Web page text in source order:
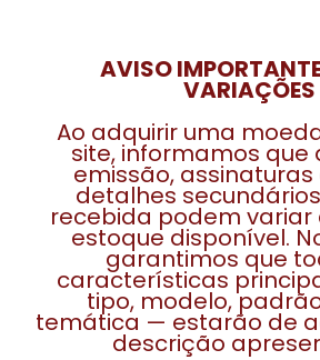
AVISO
VARIAÇÕES
Ao adquirir uma
site, informamos que
emissão, assinaturas
detalhes
recebida podem variar
estoque disponível.
garantimos que
características
tipo, modelo,
temática — estarão de
descrição